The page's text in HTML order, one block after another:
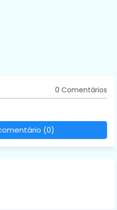
0 Comentários
(0)